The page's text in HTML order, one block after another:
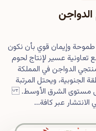
الدواجن
في أصول عام 2013 برؤية طموحة وإيمان قوي بأن نكون
تعاونية عسير لإنتاج لحوم
الدواجن في المملكة
الجنوبية، ويحتل المرتبة
مستوى الشرق الأوسط.
عبر كافة...